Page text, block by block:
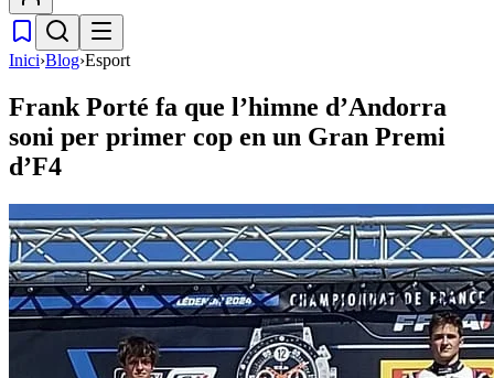
Inici›Blog›Esport
Frank Porté fa que l’himne d’Andorra
soni per primer cop en un Gran Premi
d’F4